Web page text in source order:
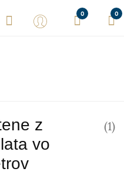
0 0
z
vo
(1)